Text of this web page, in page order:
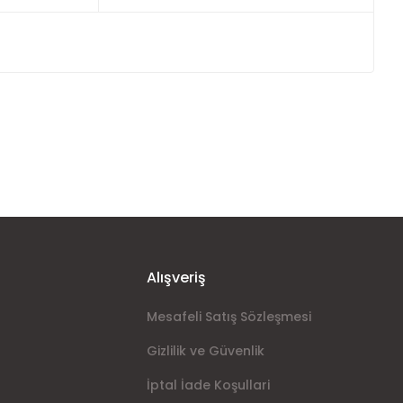
Alışveriş
Mesafeli Satış Sözleşmesi
Gizlilik ve Güvenlik
İptal İade Koşullari